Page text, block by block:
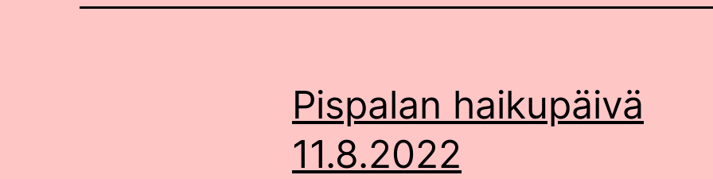
Pispalan haikupäivä
11.8.2022